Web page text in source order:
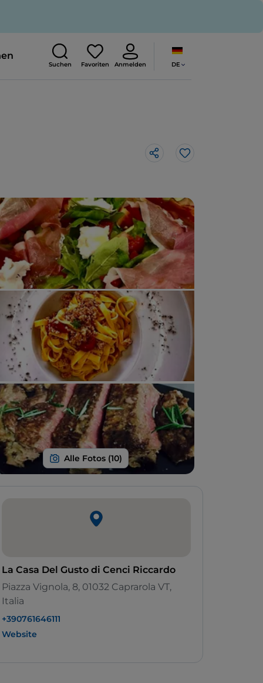
Suchen Favoriten Anmelden DE
Like
La Casa Del Gusto di Cenci Riccardo
Piazza Vignola, 8, 01032 Caprarola VT,
Italia
+390761646111
Website